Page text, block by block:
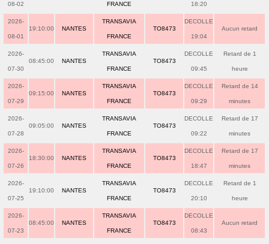
08-02 FRANCE 18:20
2026-
08-01
19:10:00 NANTES
TRANSAVIA
FRANCE
TO8473
DECOLLE
19:04
Aucun retard
2026-
07-30
08:45:00 NANTES
TRANSAVIA
FRANCE
TO8473
DECOLLE
09:45
Retard de 1
heure
2026-
07-29
09:15:00 NANTES
TRANSAVIA
FRANCE
TO8473
DECOLLE
09:29
Retard de 14
minutes
2026-
07-28
09:05:00 NANTES
TRANSAVIA
FRANCE
TO8473
DECOLLE
09:22
Retard de 17
minutes
2026-
07-26
18:30:00 NANTES
TRANSAVIA
FRANCE
TO8473
DECOLLE
18:47
Retard de 17
minutes
2026-
07-25
19:10:00 NANTES
TRANSAVIA
FRANCE
TO8473
DECOLLE
20:10
Retard de 1
heure
2026-
07-23
08:45:00 NANTES
TRANSAVIA
FRANCE
TO8473
DECOLLE
08:43
Aucun retard